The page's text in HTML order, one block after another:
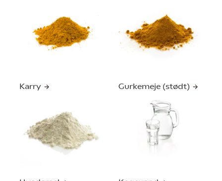
Karry Gurkemeje (stødt)